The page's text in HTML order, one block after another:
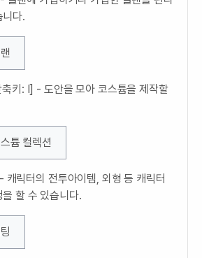
니다.
키: I] - 도안을 모아 코스튬을 제작할
튬 컬렉션
릭터의 전투아이템, 외형 등 캐릭터
할 수 있습니다.